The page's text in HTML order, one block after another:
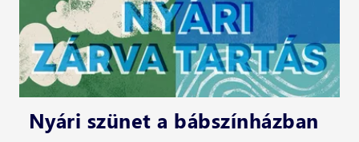
Nyári szünet a bábszínházban